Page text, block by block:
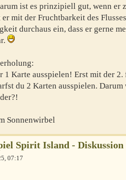
ist es prinzipiell gut, wenn er
mit der Fruchtbarkeit des
durchaus ein, dass er gerne
1 Karte ausspielen! Erst mit der 2.
du 2 Karten ausspielen.
Sonnenwirbel
Spirit Island - Diskussion
07:17